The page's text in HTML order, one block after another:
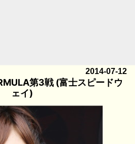
2014-07-12
第3戦 (富士スピードウ
ェイ)